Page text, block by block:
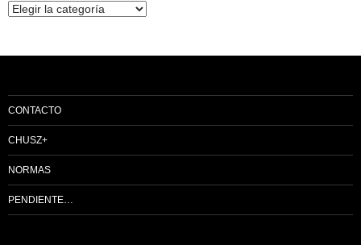
Categorías
CONTACTO
CHUSZ+
NORMAS
PENDIENTE…